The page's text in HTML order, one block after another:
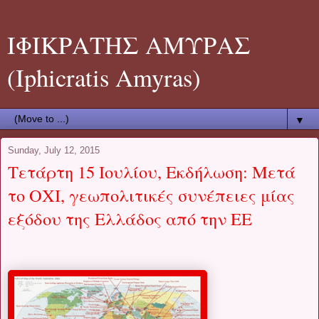
ΙΦΙΚΡΑΤΗΣ ΑΜΥΡΑΣ
(Iphicratis Amyras)
▼
Sunday, July 12, 2015
Τετάρτη 15 Ιουλίου, Εκδήλωση: Μετά
το ΟΧΙ, γεωπολιτικές συνέπειες μίας
εξόδου της Ελλάδος από την ΕΕ